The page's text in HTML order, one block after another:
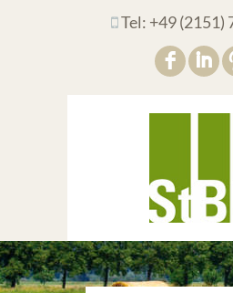
F I
Tel: +49 (2151)